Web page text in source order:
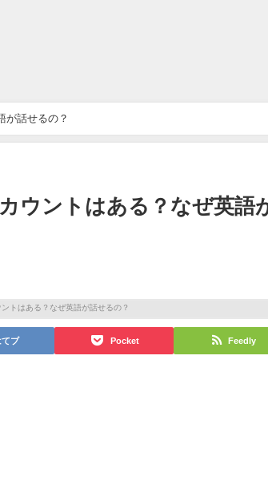
が話せるの？
ウントはある？なぜ英語
てブ Pocket Feedly